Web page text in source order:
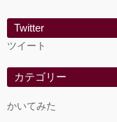
Twitter
ツイート
カテゴリー
かいてみた